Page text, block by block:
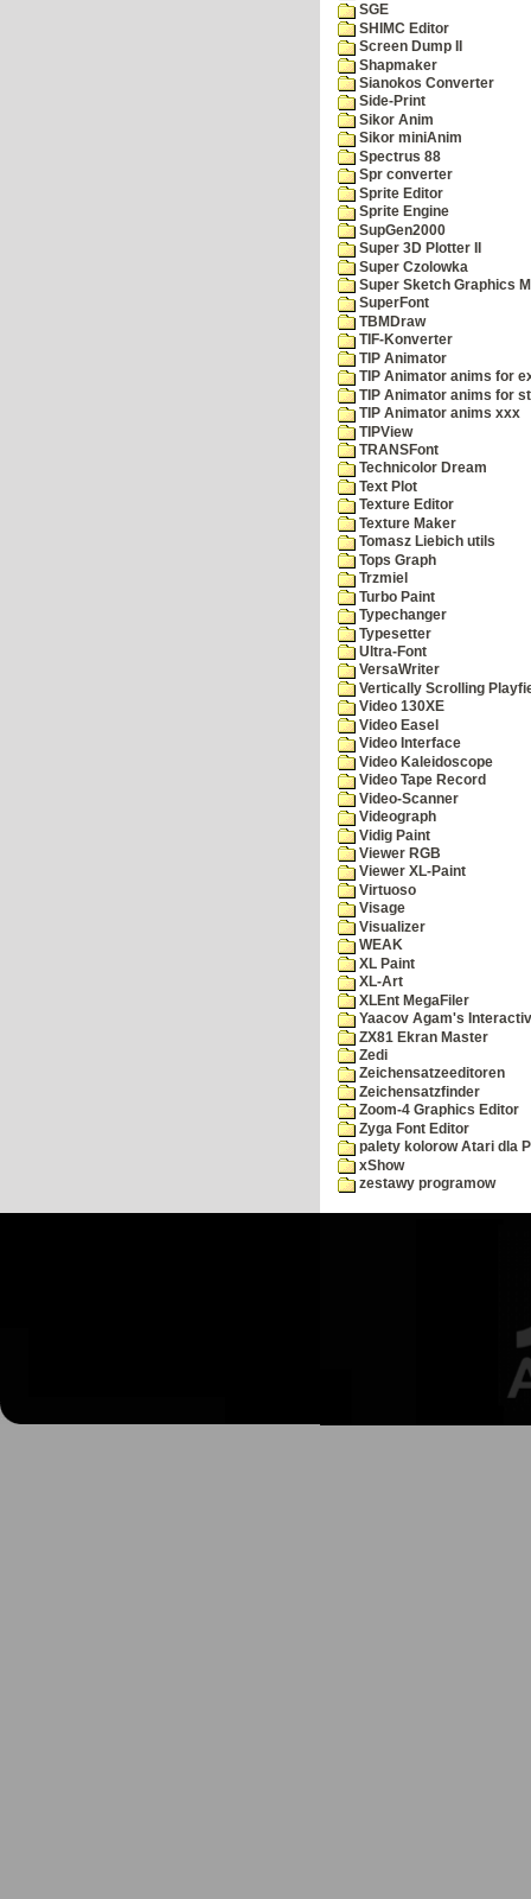
SGE
SHIMC Editor
Screen Dump II
Shapmaker
Sianokos Converter
Side-Print
Sikor Anim
Sikor miniAnim
Spectrus 88
Spr converter
Sprite Editor
Sprite Engine
SupGen2000
Super 3D Plotter II
Super Czolowka
Super Sketch Graphics
SuperFont
TBMDraw
TIF-Konverter
TIP Animator
TIP Animator anims for
TIP Animator anims for
TIP Animator anims xxx
TIPView
TRANSFont
Technicolor Dream
Text Plot
Texture Editor
Texture Maker
Tomasz Liebich utils
Tops Graph
Trzmiel
Turbo Paint
Typechanger
Typesetter
Ultra-Font
VersaWriter
Vertically Scrolling
Video 130XE
Video Easel
Video Interface
Video Kaleidoscope
Video Tape Record
Video-Scanner
Videograph
Vidig Paint
Viewer RGB
Viewer XL-Paint
Virtuoso
Visage
Visualizer
WEAK
XL Paint
XL-Art
XLEnt MegaFiler
Yaacov Agam's
ZX81 Ekran Master
Zedi
Zeichensatzeeditoren
Zeichensatzfinder
Zoom-4 Graphics Editor
Zyga Font Editor
palety kolorow Atari dla
xShow
zestawy programow